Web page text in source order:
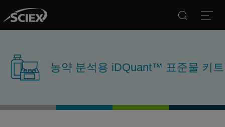
농약 분석용 iDQuant™ 표준물 키트